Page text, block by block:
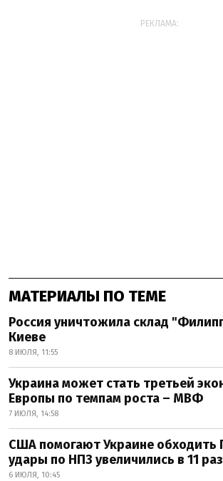
РЕКЛАМА:
МАТЕРИАЛЫ ПО ТЕМЕ
Россия уничтожила склад
Киеве
8 ИЮЛЯ, 11:55
Украина может стать третьей
Европы по темпам роста – МВФ
7 ИЮЛЯ, 14:58
США помогают Украине
удары по НПЗ увеличились в 11
6 ИЮЛЯ, 10:45